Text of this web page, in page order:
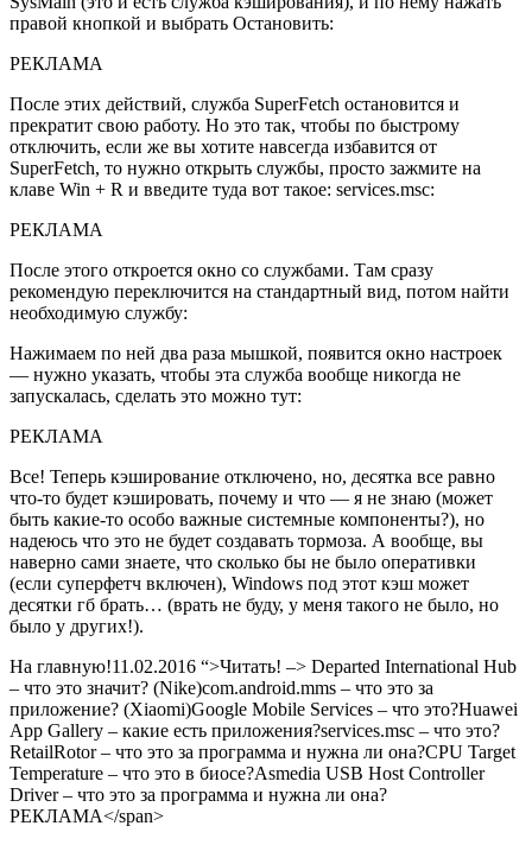
правой кнопкой и выбрать Остановить:
РЕКЛАМА
После этих действий, служба SuperFetch остановится и
прекратит свою работу. Но это так, чтобы по быстрому
отключить, если же вы хотите навсегда избавится от
SuperFetch, то нужно открыть службы, просто зажмите на
клаве Win + R и введите туда вот такое: services.msc:
РЕКЛАМА
После этого откроется окно со службами. Там сразу
рекомендую переключится на стандартный вид, потом найти
необходимую службу:
Нажимаем по ней два раза мышкой, появится окно настроек
— нужно указать, чтобы эта служба вообще никогда не
запускалась, сделать это можно тут:
РЕКЛАМА
Все! Теперь кэширование отключено, но, десятка все равно
что-то будет кэшировать, почему и что — я не знаю (может
быть какие-то особо важные системные компоненты?), но
надеюсь что это не будет создавать тормоза. А вообще, вы
наверно сами знаете, что сколько бы не было оперативки
(если суперфетч включен), Windows под этот кэш может
десятки гб брать… (врать не буду, у меня такого не было, но
было у других!).
На главную!11.02.2016 “>Читать! –> Departed International Hub
– что это значит? (Nike)com.android.mms – что это за
приложение? (Xiaomi)Google Mobile Services – что это?Huawei
App Gallery – какие есть приложения?services.msc – что это?
RetailRotor – что это за программа и нужна ли она?CPU Target
Temperature – что это в биосе?Asmedia USB Host Controller
Driver – что это за программа и нужна ли она?
РЕКЛАМА</span>